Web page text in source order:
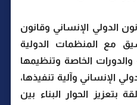
الدولي الإنساني وقانون
مع المنظمات الدولية
والدورات الخاصة وتنظيمها
الإنساني وآلية تنفيذها،
الحوار البناء بين